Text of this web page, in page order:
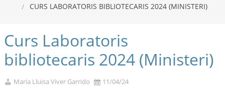
CURS LABORATORIS BIBLIOTECARIS 2024 (MINISTERI)
Curs Laboratoris
bibliotecaris 2024 (Ministeri)
Maria Lluïsa Viver Garrido 11/04/24